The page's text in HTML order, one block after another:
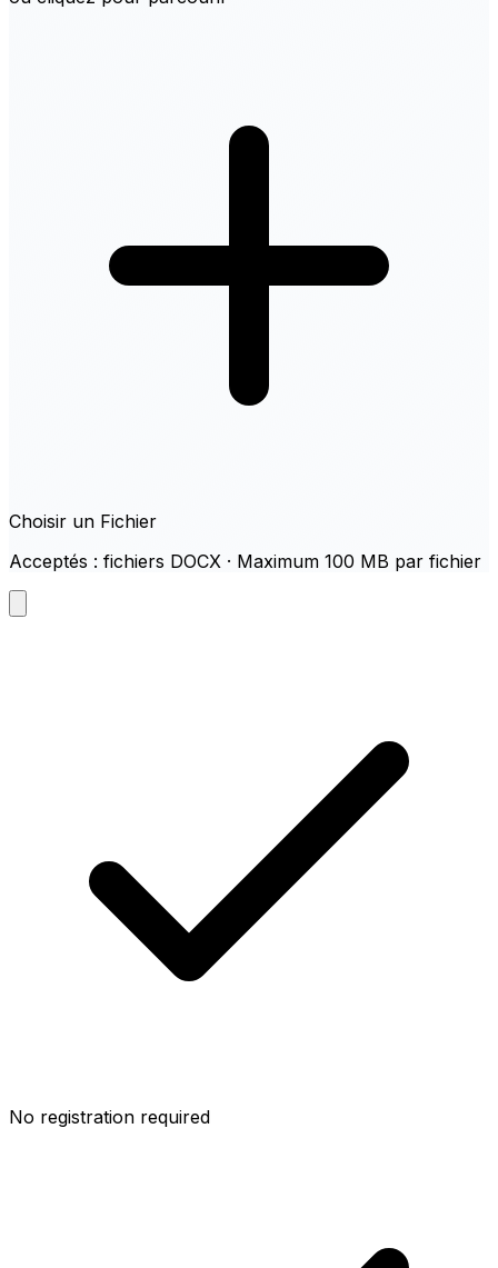
Choisir un Fichier
Acceptés : fichiers DOCX · Maximum 100 MB par fichier
No registration required